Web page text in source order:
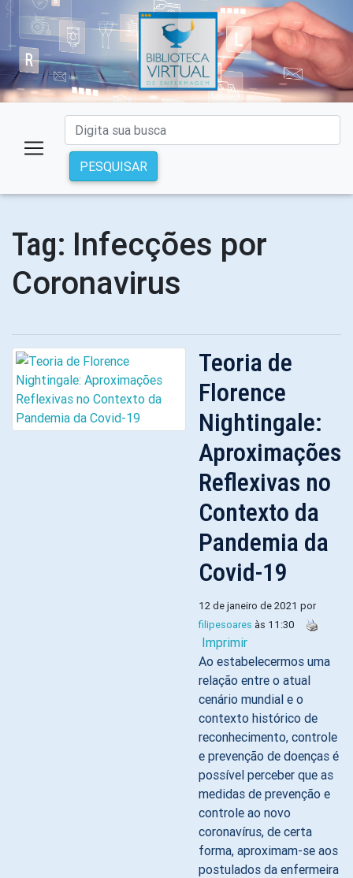
PESQUISAR
Tag: Infecções por
Coronavirus
Teoria de
Florence
Nightingale:
Aproximações
Reflexivas no
Contexto da
Pandemia da
Covid-19
12 de janeiro de 2021 por
filipesoares às 11:30
Imprimir
Ao estabelecermos uma
relação entre o atual
cenário mundial e o
contexto histórico de
reconhecimento, controle
e prevenção de doenças é
possível perceber que as
medidas de prevenção e
controle ao novo
coronavírus, de certa
forma, aproximam-se aos
postulados da enfermeira